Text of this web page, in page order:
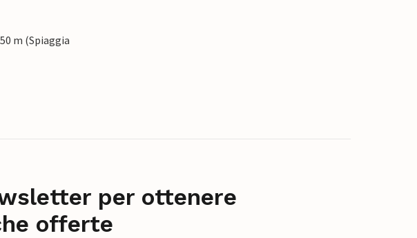
m (Spiaggia
per ottenere
offerte